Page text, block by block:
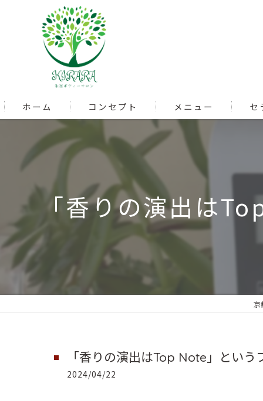
ホーム コンセプト メニュー セ
「香りの演出は
京
「香りの演出はTop Note」という
2024/04/22